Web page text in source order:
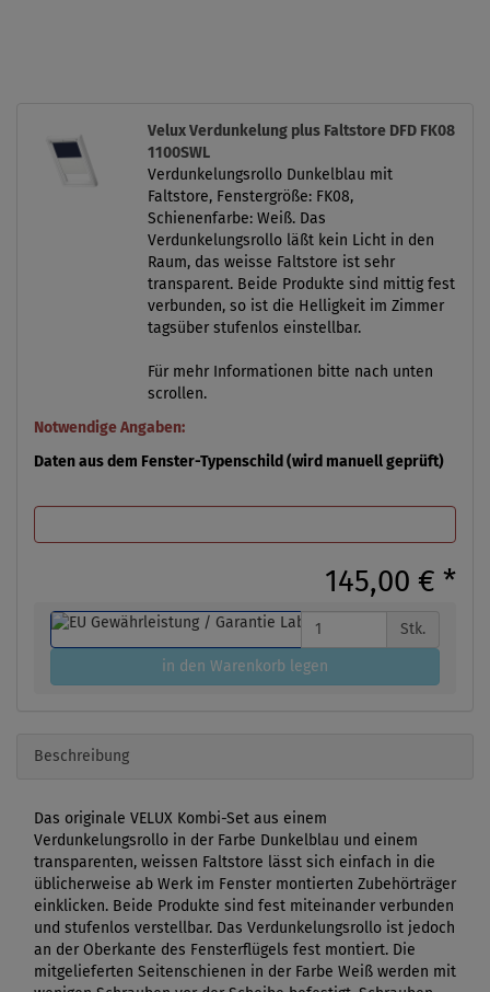
Velux Verdunkelung plus Faltstore DFD FK08
1100SWL
Verdunkelungsrollo Dunkelblau mit
Faltstore, Fenstergröße: FK08,
Schienenfarbe: Weiß. Das
Verdunkelungsrollo läßt kein Licht in den
Raum, das weisse Faltstore ist sehr
transparent. Beide Produkte sind mittig fest
verbunden, so ist die Helligkeit im Zimmer
tagsüber stufenlos einstellbar.
Für mehr Informationen bitte nach unten
scrollen.
Notwendige Angaben:
Daten aus dem Fenster-Typenschild (wird manuell geprüft)
145,00 € *
Stk.
in den Warenkorb legen
Beschreibung
Das originale VELUX Kombi-Set aus einem
Verdunkelungsrollo in der Farbe Dunkelblau und einem
transparenten, weissen Faltstore lässt sich einfach in die
üblicherweise ab Werk im Fenster montierten Zubehörträger
einklicken. Beide Produkte sind fest miteinander verbunden
und stufenlos verstellbar. Das Verdunkelungsrollo ist jedoch
an der Oberkante des Fensterflügels fest montiert. Die
mitgelieferten Seitenschienen in der Farbe Weiß werden mit